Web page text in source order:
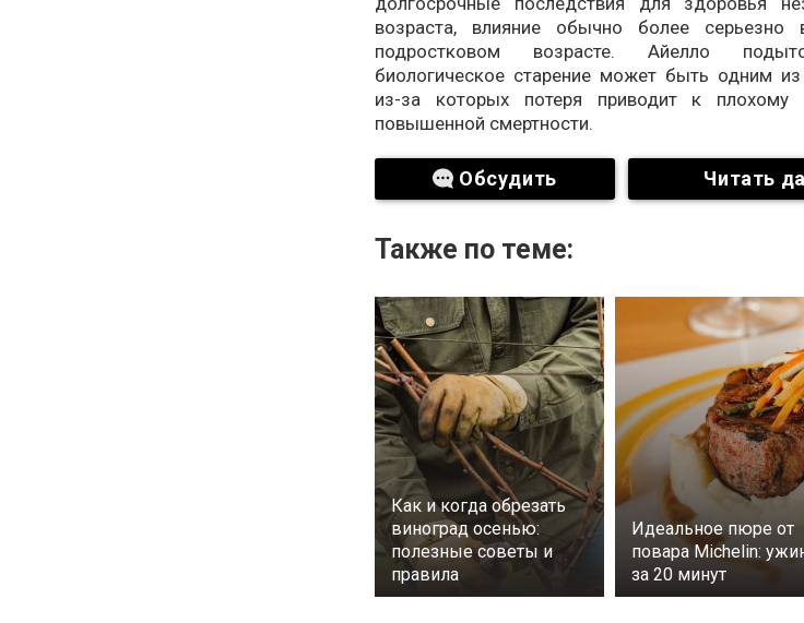
возраста, влияние обычно более серьезно
подростковом возрасте. Айелло
биологическое старение может быть одним
из-за которых потеря приводит к
повышенной смертности.
Обсудить Читать
Также по теме:
Как и когда обрезать
виноград осенью:
полезные советы и
правила
Идеальное пюре от
повара Michelin:
за 20 минут